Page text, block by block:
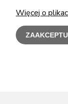
Więcej o